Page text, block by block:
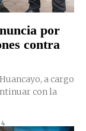
por
contra
a cargo
con la